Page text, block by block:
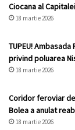
Ciocana al Capitalei
18 martie 2026
TUPEU!
privind poluarea
18 martie 2026
Coridor feroviar
Bolea a anulat
18 martie 2026